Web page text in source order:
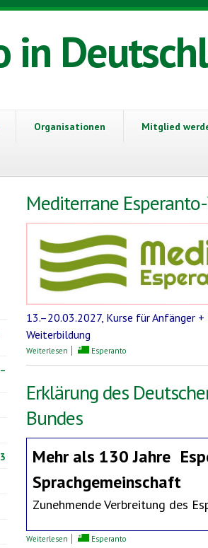
in
Organisationen Mitglied
Mediterrane
13.–20.03.2027, Kurse für Anfänger
Weiterbildung
Weiterlesen über Mediterrane Esperanto-Woche
Esperanto
Erklärung des
Bundes
Mehr als 130 Jahre
Sprachgemeinschaft
Zunehmende Verbreitung des
Weiterlesen über Erklärung des Deutschen
Esperanto